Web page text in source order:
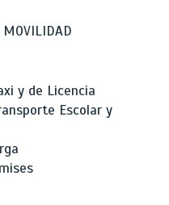
MOVILIDAD
y de Licencia
Escolar y